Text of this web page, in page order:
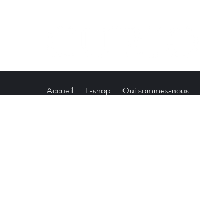
Accueil E-shop Qui sommes-nous